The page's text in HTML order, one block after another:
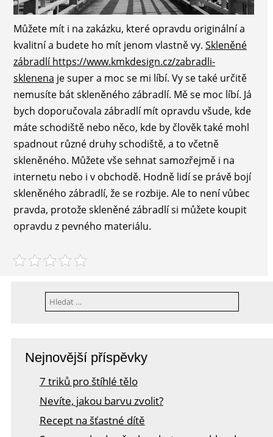
Vyhledávání
Nejnovější příspěvky
7 triků pro štíhlé tělo
Nevíte, jakou barvu zvolit?
Recept na šťastné dítě
Můžete mít i na zakázku, které opravdu originální a
kvalitní a budete ho mít jenom vlastně vy. Skleněné
zábradlí https://www.kmkdesign.cz/zabradli-
sklenena je super a moc se mi líbí. Vy se také určitě
nemusíte bát skleněného zábradlí. Mě se moc líbí. Já
bych doporučovala zábradlí mít opravdu všude, kde
máte schodiště nebo něco, kde by člověk také mohl
spadnout různé druhy schodiště, a to včetně
skleněného. Můžete vše sehnat samozřejmě i na
internetu nebo i v obchodě. Hodně lidí se právě bojí
skleněného zábradlí, že se rozbije. Ale to není vůbec
pravda, protože skleněné zábradlí si můžete koupit
opravdu z pevného materiálu.